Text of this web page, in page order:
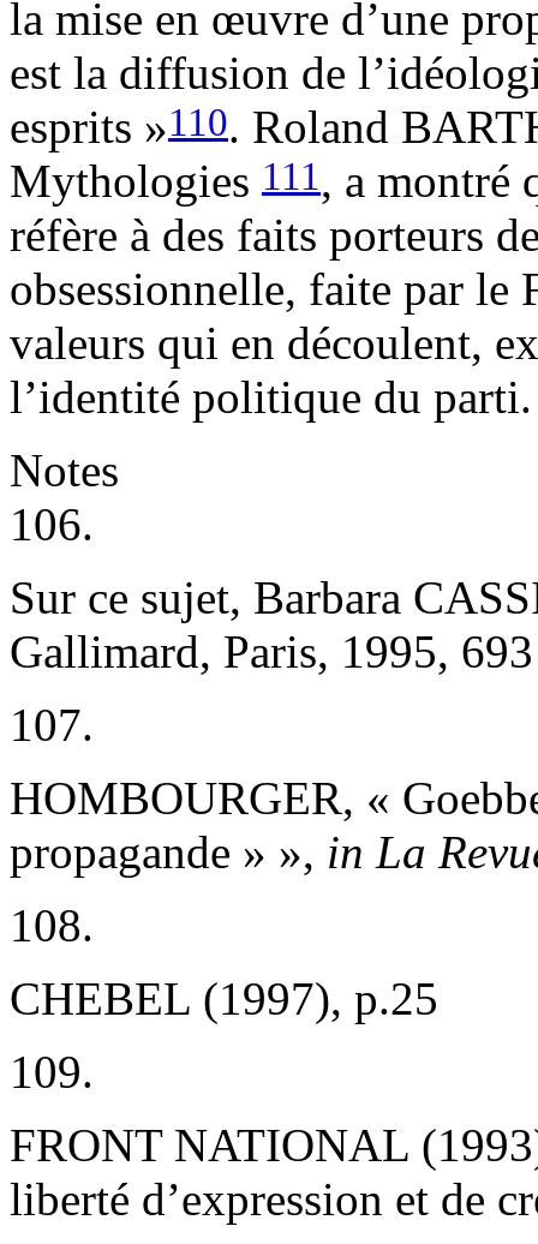
la mise en œuvre d’une
est la diffusion de
esprits »110. Roland
Mythologies 111, a montré
réfère à des faits porteurs
obsessionnelle, faite par le
valeurs qui en découlent,
l’identité politique du parti.
Notes
106.
Sur ce sujet, Barbara
Gallimard, Paris, 1995,
107.
HOMBOURGER, «
propagande » », in La
108.
CHEBEL (1997), p.25
109.
FRONT NATIONAL
liberté d’expression et de